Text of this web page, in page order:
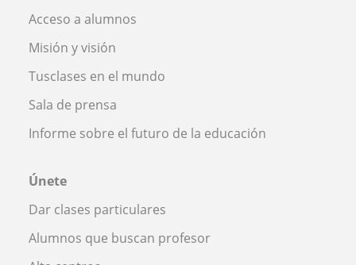
Acceso a alumnos
Misión y visión
Tusclases en el mundo
Sala de prensa
Informe sobre el futuro de la educación
Únete
Dar clases particulares
Alumnos que buscan profesor